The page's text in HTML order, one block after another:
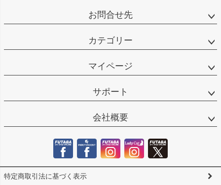
お問合せ先
カテゴリー
マイページ
サポート
会社概要
特定商取引法に基づく表示